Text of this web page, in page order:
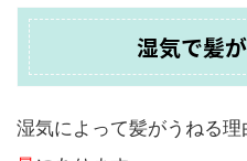
湿気で髪
湿気によって髪がうねる理